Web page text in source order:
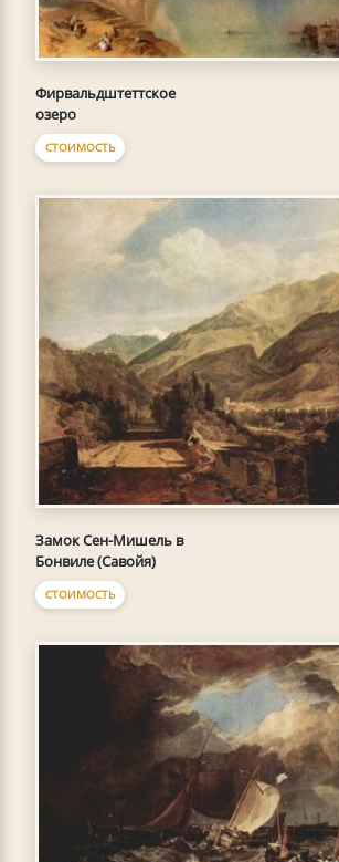
Фирвальдштеттское
озеро
СТОИМОСТЬ
Замок Сен-Мишель в
Бонвиле (Савойя)
СТОИМОСТЬ